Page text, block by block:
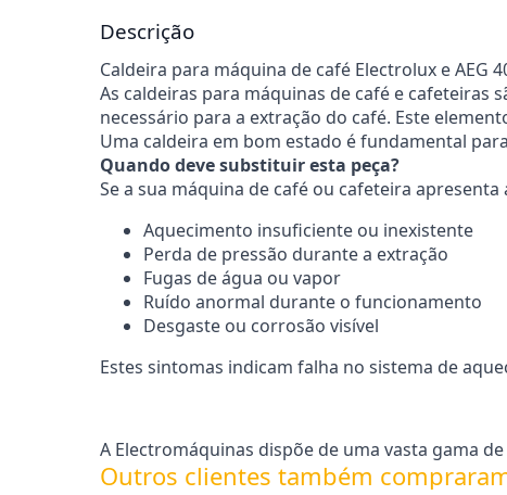
Descrição
Caldeira para máquina de café Electrolux e AEG
As caldeiras para máquinas de café e cafeteiras
necessário para a extração do café. Este
Uma caldeira em bom estado é fundamental
Quando deve substituir esta peça?
Se a sua máquina de café ou cafeteira
Aquecimento insuficiente ou inexistente
Perda de pressão durante a extração
Fugas de água ou vapor
Ruído anormal durante o funcionamento
Desgaste ou corrosão visível
Estes sintomas indicam falha no sistema de
A Electromáquinas dispõe de uma vasta gama
Outros clientes também